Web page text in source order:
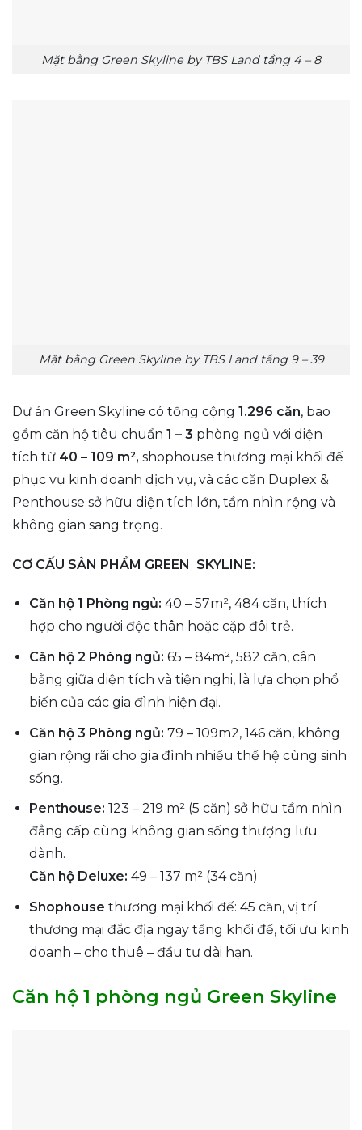
Mặt bằng Green Skyline by TBS Land tầng 4 – 8
Mặt bằng Green Skyline by TBS Land tầng 9 – 39
Dự án Green Skyline có tổng cộng 1.296 căn, bao
gồm căn hộ tiêu chuẩn 1 – 3 phòng ngủ với diện
tích từ 40 – 109 m², shophouse thương mại khối đế
phục vụ kinh doanh dịch vụ, và các căn Duplex &
Penthouse sở hữu diện tích lớn, tầm nhìn rộng và
không gian sang trọng.
CƠ CẤU SẢN PHẨM GREEN SKYLINE:
Căn hộ 1 Phòng ngủ: 40 – 57m², 484 căn, thích
hợp cho người độc thân hoặc cặp đôi trẻ.
Căn hộ 2 Phòng ngủ: 65 – 84m², 582 căn, cân
bằng giữa diện tích và tiện nghi, là lựa chọn phổ
biến của các gia đình hiện đại.
Căn hộ 3 Phòng ngủ: 79 – 109m2, 146 căn, không
gian rộng rãi cho gia đình nhiều thế hệ cùng sinh
sống.
Penthouse: 123 – 219 m² (5 căn) sở hữu tầm nhìn
đẳng cấp cùng không gian sống thượng lưu
dành.
Căn hộ Deluxe: 49 – 137 m² (34 căn)
Shophouse thương mại khối đế: 45 căn, vị trí
thương mại đắc địa ngay tầng khối đế, tối ưu kinh
doanh – cho thuê – đầu tư dài hạn.
Căn hộ 1 phòng ngủ Green Skyline